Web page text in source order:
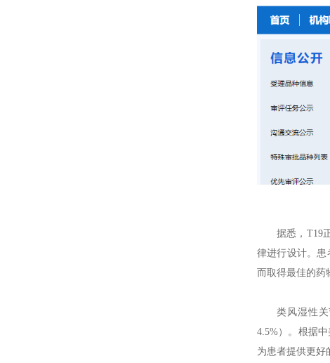
据悉，T19
律进行设计。患
而取得最佳的药
类风湿性
4.5%）。根据
为患者提供更好